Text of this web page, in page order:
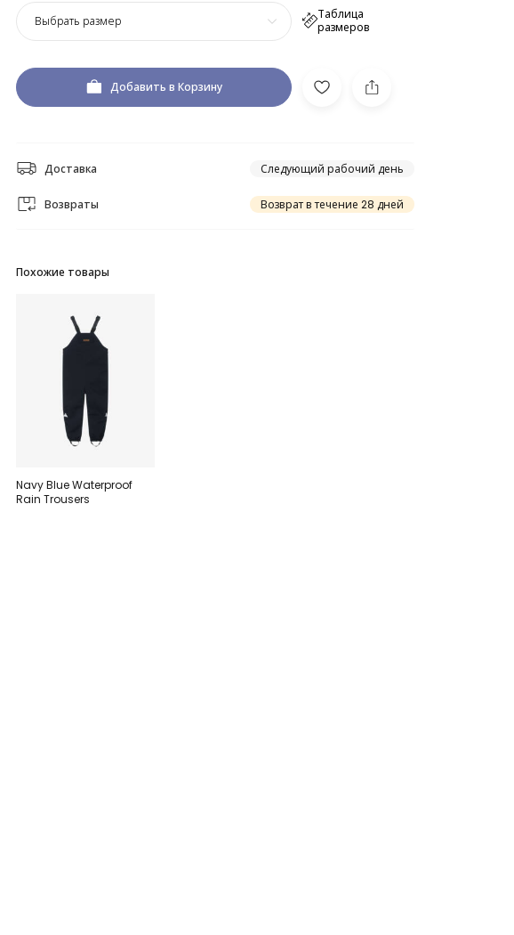
Таблица
размеров
Выбрать размер
Добавить в Корзину
Доставка Следующий рабочий день
Возвраты Возврат в течение 28 дней
Похожие товары
Navy Blue Waterproof
Rain Trousers